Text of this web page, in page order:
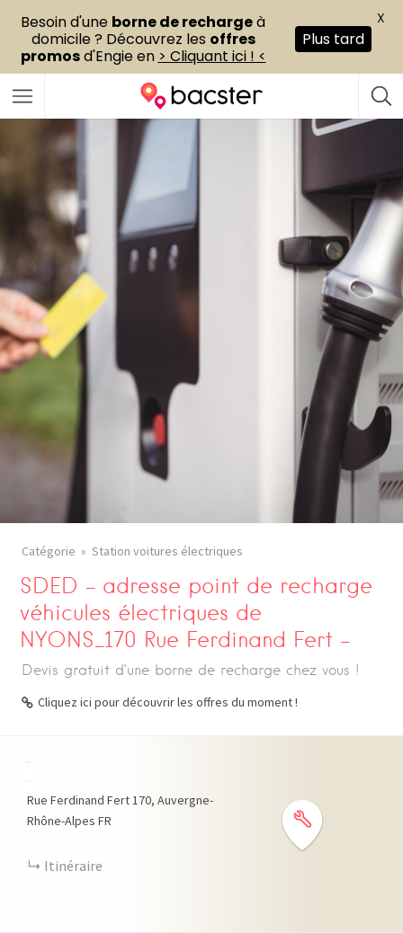
Catégorie Station voitures électriques
SDED – adresse point de recharge
véhicules électriques de
NYONS_170 Rue Ferdinand Fert –
Devis gratuit d’une borne de recharge chez vous !
Cliquez ici pour découvrir les offres du moment !
Rue Ferdinand Fert170 Auvergne-
Rhône-Alpes FR
Itinéraire
Besoin d'une borne de rechargeà
domicile ? Découvrez les offres
promosd'Engie en > Cliquant ici ! <
Plus tard
X